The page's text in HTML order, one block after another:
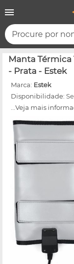
Procure por
Manta
- Prata - Estek
Marca: Estek
Disponibilidade:
...Veja mais